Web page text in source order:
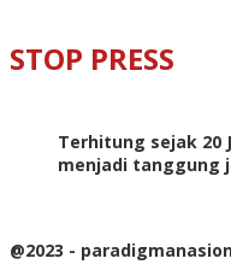
STOP PRESS
Terhitung sejak 20
menjadi tanggung
@2023 -